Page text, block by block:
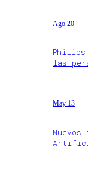
Ago 20
Philips
las
May 13